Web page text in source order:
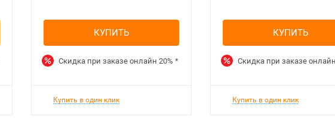
КУПИТЬ
Скидка при заказе онлайн 20% *
Купить в один клик
КУПИТЬ
Скидка при заказе онлайн
Купить в один клик